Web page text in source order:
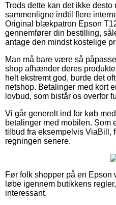
Trods dette kan det ikke
sammenligne indtil flere
Original blækpatron Epson
gennemfører din bestilling,
antage den mindst kostelige
Man må bare være så
shop afhænder deres
helt ekstremt god, burde det
netshop. Betalinger med kort
lovbud, som bistår os overfor
Vi går generelt ind for køb
betalinger med mobilen. Som
tilbud fra eksempelvis ViaBill,
regningen senere.
Før folk shopper på en Epson
løbe igennem butikkens
interessant.